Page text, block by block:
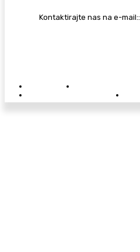
Kontaktirajte nas na e-mail::